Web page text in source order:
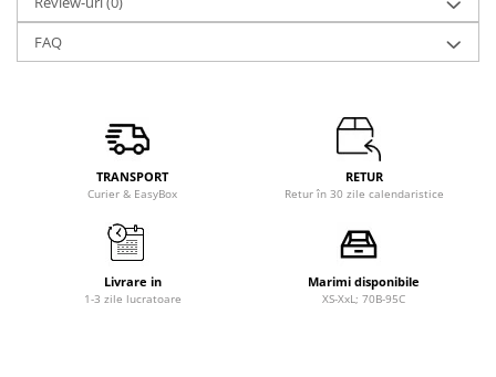
FAQ
TRANSPORT
Curier & EasyBox
RETUR
Retur în 30 zile calendaristice
Livrare in
1-3 zile lucratoare
Marimi disponibile
XS-XxL; 70B-95C